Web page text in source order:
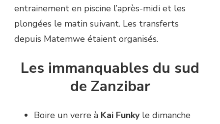
entrainement en piscine l’après-midi et les
plongées le matin suivant. Les transferts
depuis Matemwe étaient organisés.
Les immanquables du sud
de Zanzibar
Boire un verre à Kai Funkyle dimanche